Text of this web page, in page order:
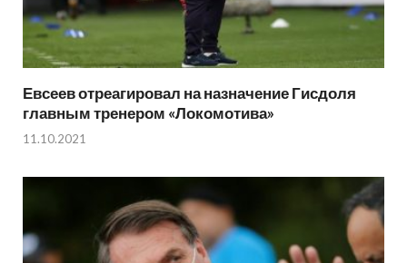
Евсеев отреагировал на назначение Гисдоля
главным тренером «Локомотива»
11.10.2021